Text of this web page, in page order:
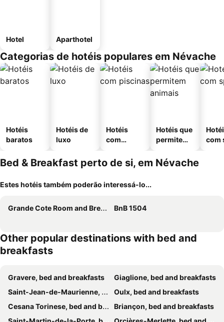
Hotel Aparthotel
Categorias de hotéis populares em Névache
Hotéis
baratos
Hotéis de
luxo
Hotéis
com
Hotéis que
permitem
com
Bed & Breakfast perto de si, em Névache
Estes hotéis também poderão interessá-lo...
Grande Cote Room and Breakfast BnB 1504
Other popular destinations with bed and
breakfasts
Gravere, bed and breakfasts
Giaglione, bed and breakfasts
Saint-Jean-de-Maurienne, bed and breakfasts
Oulx, bed and breakfasts
Cesana Torinese, bed and breakfasts
Briançon, bed and breakfasts